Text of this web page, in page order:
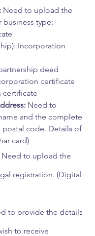
Need to upload the
type:
Incorporation
deed
certificate
certificate
Need to
and the complete
code. Details of
card)
Need to upload the
registration. (Digital
to provide the details
to receive